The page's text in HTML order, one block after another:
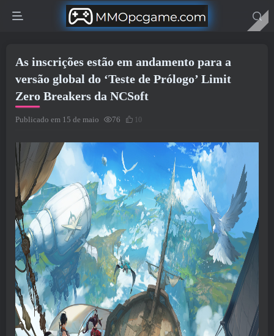
As inscrições estão em andamento para a
versão global do ‘Teste de Prólogo’ Limit
Zero Breakers da NCSoft
Publicado em 15 de maio 76 10